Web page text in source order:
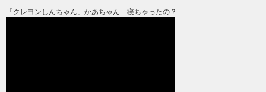
「クレヨンしんちゃん」かあちゃん…寝ちゃったの？